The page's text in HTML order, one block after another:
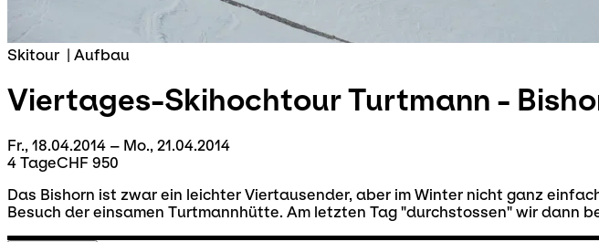
Skitour | Aufbau
Viertages-SkihochtourTurtmann -
Fr., 18.04.2014 – Mo., 21.04.2014
4 TageCHF 950
Das Bishorn ist zwar ein leichter Viertausender, aber im Winter nicht ganz
Besuch der einsamen Turtmannhütte. Am letzten Tag "durchstossen" wir dann